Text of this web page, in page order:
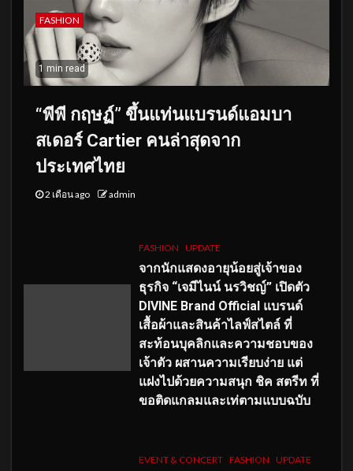
FASHION
1 min read
“พีพี กฤษฏ์” ขึ้นแท่นแบรนด์แอมบา
สเดอร์ Cartier คนล่าสุดจาก
ประเทศไทย
2 เดือน ago admin
FASHION UPDATE
จากนักแสดงอายุน้อยสู่เจ้าของ
ธุรกิจ “เจมีไนน์ นรวิชญ์” เปิดตัว
DIVINE Brand Official แบรนด์
เสื้อผ้าและสินค้าไลฟ์สไตล์ ที่
สะท้อนบุคลิกและความชอบของ
เจ้าตัว ผสานความเรียบง่าย แต่
แฝงไปด้วยความสนุก ชิค สตรีท ที่
ขอติดแกลมและเท่ตามแบบฉบับ
EVENT & CONCERT FASHION UPDATE